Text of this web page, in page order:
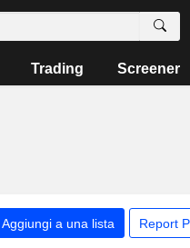
Trading Screener
Aggiungi a una lista Report